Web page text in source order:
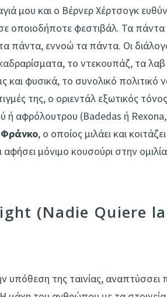
μου και ο Βέρνερ Χέρτσογκ
οποιοδήποτε φεστιβάλ. Τα πάντα
πάντα, εννοώ τα πάντα. Οι
το ντεκουπάζ, τα
και φυσικά, το συνολικό πολιτικό
της, ο οριεντάλ εξωτικός
ή αφρόλουτρου (Badedas ή
Φράνκο, ο οποίος μιλάει και
μόνιμο κουσούρι στην
(Nadie Quiere
υπόθεση της ταινίας, αναπτύσσει